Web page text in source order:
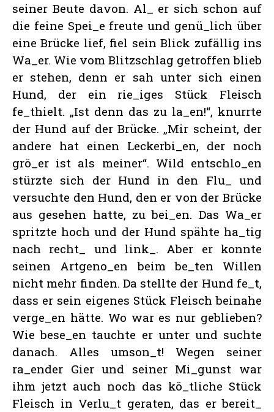
seiner Beute davon. Al_ er sich schon auf
die feine Spei_e freute und genü_lich über
eine Brücke lief, fiel sein Blick zufällig ins
Wa_er. Wie vom Blitzschlag getroffen blieb
er stehen, denn er sah unter sich einen
Hund, der ein rie_iges Stück Fleisch
fe_thielt. „Ist denn das zu la_en!“, knurrte
der Hund auf der Brücke. „Mir scheint, der
andere hat einen Leckerbi_en, der noch
grö_er ist als meiner“. Wild entschlo_en
stürzte sich der Hund in den Flu_ und
versuchte den Hund, den er von der Brücke
aus gesehen hatte, zu bei_en. Das Wa_er
spritzte hoch und der Hund spähte ha_tig
nach recht_ und link_. Aber er konnte
seinen Artgeno_en beim be_ten Willen
nicht mehr finden. Da stellte der Hund fe_t,
dass er sein eigenes Stück Fleisch beinahe
verge_en hätte. Wo war es nur geblieben?
Wie bese_en tauchte er unter und suchte
danach. Alles umson_t! Wegen seiner
ra_ender Gier und seiner Mi_gunst war
ihm jetzt auch noch das kö_tliche Stück
Fleisch in Verlu_t geraten, das er bereit_